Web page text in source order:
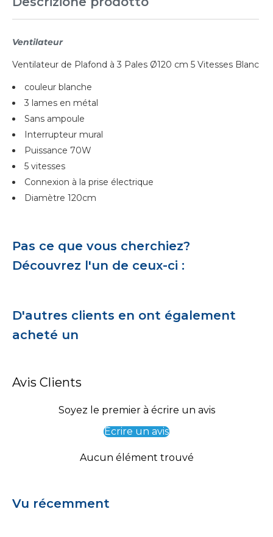
Ventilateur
Ventilateur de Plafond à 3 Pales Ø120 cm 5 Vitesses Blanc
couleur blanche
3 lames en métal
Sans ampoule
Interrupteur mural
Puissance 70W
5 vitesses
Connexion à la prise électrique
Diamètre 120cm
Pas ce que vous cherchiez?
Découvrez l'un de ceux-ci :
D'autres clients en ont également
acheté un
Avis Clients
Soyez le premier à écrire un avis
Écrire un avis
Aucun élément trouvé
Vu récemment